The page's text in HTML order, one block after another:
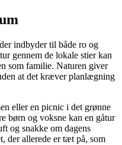
indbyder til både ro og
gennem de lokale stier kan
som familie. Naturen giver
at det kræver planlægning
eller en picnic i det grønne
børn og voksne kan en gåtur
og snakke om dagens
der allerede er tæt på, som